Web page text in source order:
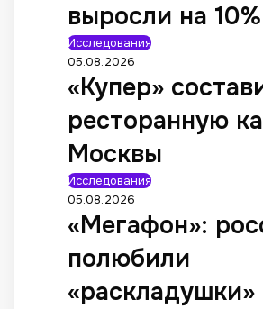
выросли на 10%
Исследования
05.08.2026
«Купер»
ресторанную
Москвы
Исследования
05.08.2026
«Мегафон»:
полюбили
«раскладушки»